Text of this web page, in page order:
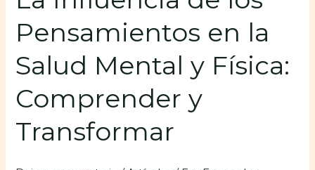
Pensamientos en la
Salud Mental y Física:
Comprender y
Transformar
y
Transformar